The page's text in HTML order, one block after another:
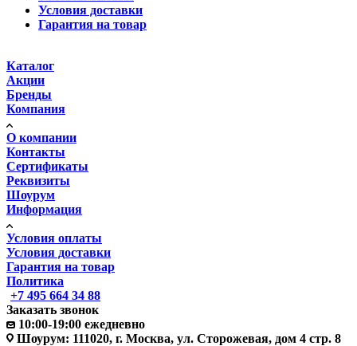
Условия доставки
Гарантия на товар
Каталог
Акции
Бренды
Компания
О компании
Контакты
Сертификаты
Реквизиты
Шоурум
Информация
Условия оплаты
Условия доставки
Гарантия на товар
Политика
+7 495 664 34 88
Заказать звонок
10:00-19:00 ежедневно
Шоурум: 111020, г. Москва, ул. Сторожевая, дом 4 стр. 8